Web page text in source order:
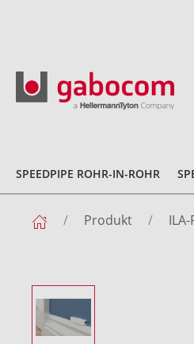
SPEEDPIPE ROHR-IN-ROHR
Produkt